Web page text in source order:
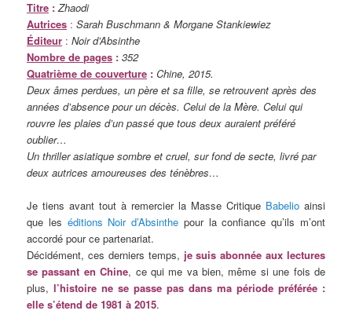
Titre : Zhaodi
Autrices :Sarah Buschmann & Morgane Stankiewiez
Éditeur : Noir d’Absinthe
Nombre de pages : 352
Quatrième de couverture :Chine, 2015.
Deux âmes perdues, un père et sa fille, se retrouvent après des
années d’absence pour un décès. Celui de la Mère. Celui qui
rouvre les plaies d’un passé que tous deux auraient préféré
oublier…
Un thriller asiatique sombre et cruel, sur fond de secte, livré par
deux autrices amoureuses des ténèbres…
Je tiens avant tout à remercier la Masse Critique Babelioainsi
que les éditions Noir d’Absinthe pour la confiance qu’ils m’ont
accordé pour ce partenariat.
Décidément, ces derniers temps, je suis abonnée aux lectures
se passant en Chine, ce qui me va bien, même si une fois de
plus,l’histoire ne se passe pas dans ma période préférée :
elle s’étend de 1981 à 2015.